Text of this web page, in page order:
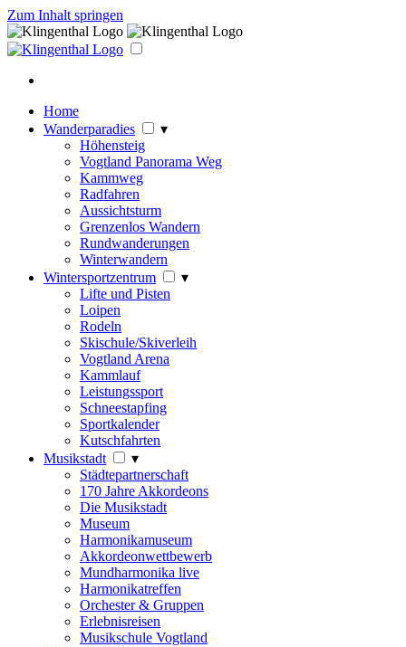
Zum Inhalt springen
Home
Wanderparadies
▾
Höhensteig
Vogtland Panorama Weg
Kammweg
Radfahren
Aussichtsturm
Grenzenlos Wandern
Rundwanderungen
Winterwandern
Wintersportzentrum
▾
Lifte und Pisten
Loipen
Rodeln
Skischule/Skiverleih
Vogtland Arena
Kammlauf
Leistungssport
Schneestapfing
Sportkalender
Kutschfahrten
Musikstadt
▾
Städtepartnerschaft
170 Jahre Akkordeons
Die Musikstadt
Museum
Harmonikamuseum
Akkordeonwettbewerb
Mundharmonika live
Harmonikatreffen
Orchester & Gruppen
Erlebnisreisen
Musikschule Vogtland